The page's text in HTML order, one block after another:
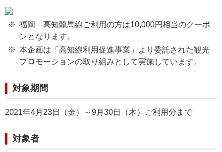
福岡―高知龍馬線ご利用の方は10,000円相当のクーポ
ンとなります。
本企画は「高知線利用促進事業」より委託された観光
プロモーションの取り組みとして実施しています。
対象期間
2021年4月23日（金）～9月30日（木）ご利用分まで
対象者